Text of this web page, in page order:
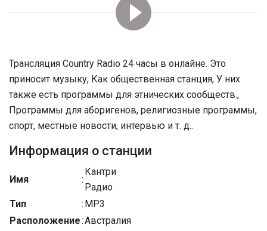
Трансляция Country Radio 24 часы в онлайне. Это
приносит музыку, Как общественная станция, У них
также есть программы для этнических сообществ.,
Программы для аборигенов, религиозные программы,
спорт, местные новости, интервью и т. д..
Информация о станции
Имя :
Кантри
Радио
Тип
: MP3
Расположение:Австралия